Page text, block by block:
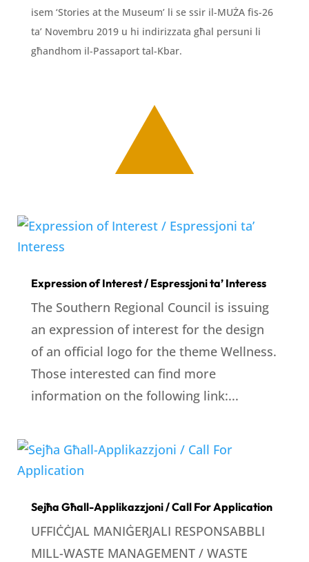
isem ‘Stories at the Museum’ li se ssir il-MUŻA fis-26
ta’ Novembru 2019 u hi indirizzata għal persuni li
għandhom il-Passaport tal-Kbar.
Expression of Interest / Espressjoni ta’ Interess
The Southern Regional Council is issuing
an expression of interest for the design
of an official logo for the theme Wellness.
Those interested can find more
information on the following link:...
Sejħa Għall-Applikazzjoni / Call For Application
UFFIĊĊJAL MANIĠERJALI RESPONSABBLI
MILL-WASTE MANAGEMENT / WASTE